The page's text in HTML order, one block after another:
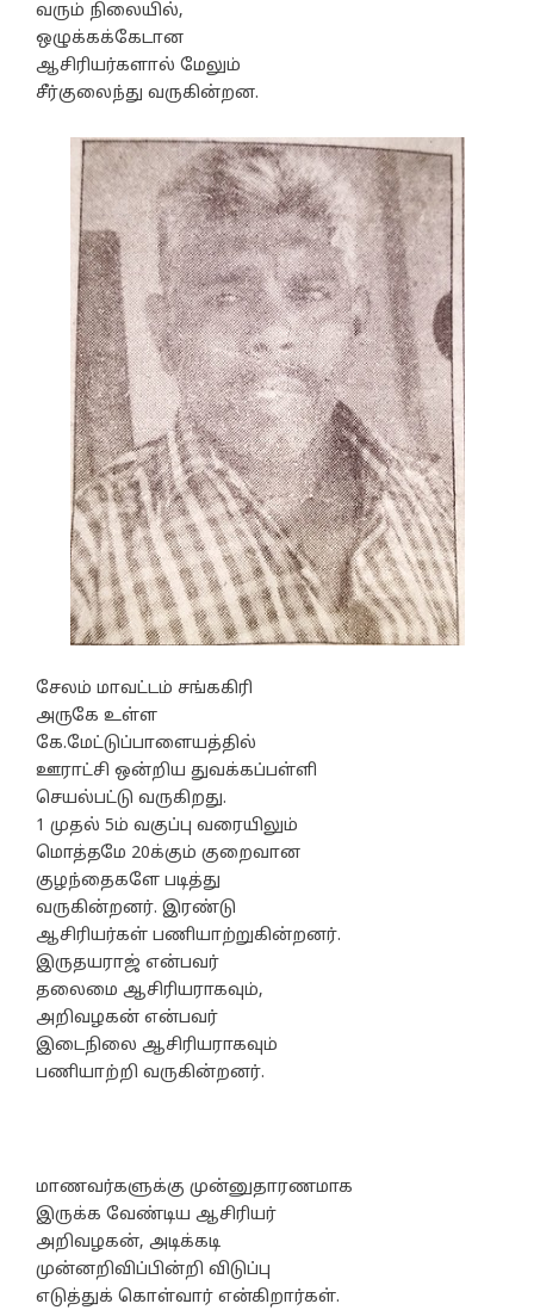
வரும் நிலையில்,
ஒழுக்கக்கேடான
ஆசிரியர்களால் மேலும்
சீர்குலைந்து வருகின்றன.
சேலம் மாவட்டம் சங்ககிரி
அருகே உள்ள
கே.மேட்டுப்பாளையத்தில்
ஊராட்சி ஒன்றிய துவக்கப்பள்ளி
செயல்பட்டு வருகிறது.
1 முதல் 5ம் வகுப்பு வரையிலும்
மொத்தமே 20க்கும் குறைவான
குழந்தைகளே படித்து
வருகின்றனர். இரண்டு
ஆசிரியர்கள் பணியாற்றுகின்றனர்.
இருதயராஜ் என்பவர்
தலைமை ஆசிரியராகவும்,
அறிவழகன் என்பவர்
இடைநிலை ஆசிரியராகவும்
பணியாற்றி வருகின்றனர்.
மாணவர்களுக்கு முன்னுதாரணமாக
இருக்க வேண்டிய ஆசிரியர்
அறிவழகன், அடிக்கடி
முன்னறிவிப்பின்றி விடுப்பு
எடுத்துக் கொள்வார் என்கிறார்கள்.